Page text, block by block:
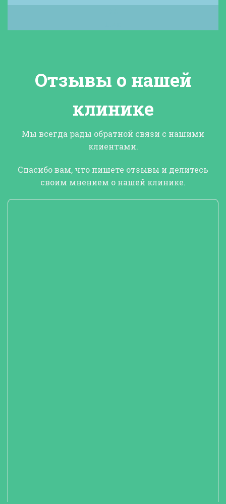
Отзывы о нашей
клинике
Мы всегда рады обратной связи с нашими
клиентами.
Спасибо вам, что пишете отзывы и делитесь
своим мнением о нашей клинике.